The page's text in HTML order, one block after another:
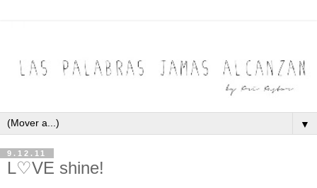
▼
9.12.11
L♡VE shine!